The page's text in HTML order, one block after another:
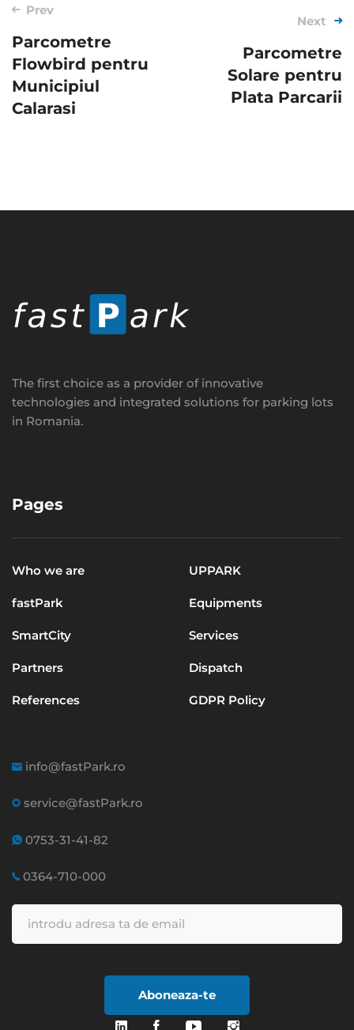
Post
navigation
Prev
Parcometre
Flowbird pentru
Municipiul
Calarasi
Next
Parcometre
Solare pentru
Plata Parcarii
The first choice as a provider of innovative
technologies and integrated solutions for parking lots
in Romania.
Pages
Who we are UPPARK
fastPark Equipments
SmartCity Services
Partners Dispatch
References GDPR Policy
info@fastPark.ro
service@fastPark.ro
0753-31-41-82
0364-710-000
Aboneaza-te